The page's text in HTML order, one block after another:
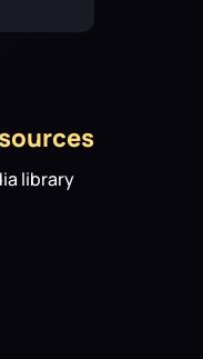
library